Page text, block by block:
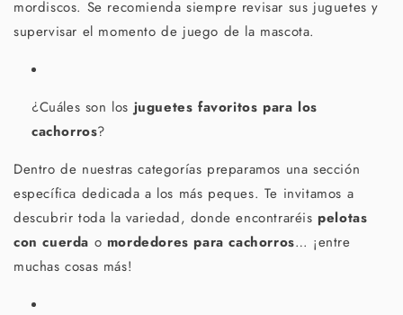
mordiscos. Se recomienda siempre revisar sus juguetes y
supervisar el momento de juego de la mascota.
¿Cuáles son los juguetes favoritos para los
cachorros?
Dentro de nuestras categorías preparamos una sección
específica dedicada a los más peques. Te invitamos a
descubrir toda la variedad, donde encontraréis pelotas
con cuerda o mordedores para cachorros… ¡entre
muchas cosas más!